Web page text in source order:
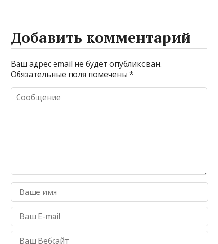
Добавить комментарий
Ваш адрес email не будет опубликован.
Обязательные поля помечены*